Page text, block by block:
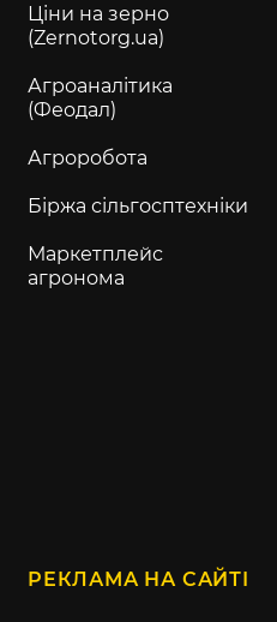
Ціни на зерно
(Zernotorg.ua)
Агроаналітика
(Феодал)
Агроробота
Біржа сільгосптехніки
Маркетплейс
агронома
РЕКЛАМА НА САЙТІ